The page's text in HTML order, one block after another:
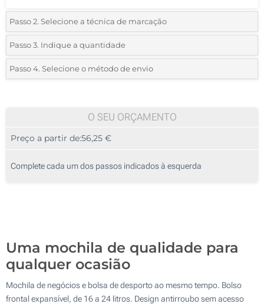
Passo 2. Selecione a técnica de marcação
*Selecione o tipo de marcação e as cores do logotipo:
1 Cor (Na frente)
Passo 3. Indique a quantidade
*Quantidade mínima:5
10
25
Passo 4. Selecione o método de envio
O SEU ORÇAMENTO
Preço a partir de:56,25 €
Complete cada um dos passos indicados à esquerda
Uma mochila de qualidade para
qualquer ocasião
Mochila de negócios e bolsa de desporto ao mesmo tempo. Bolso
frontal expansível, de 16 a 24 litros. Design antirroubo sem acesso